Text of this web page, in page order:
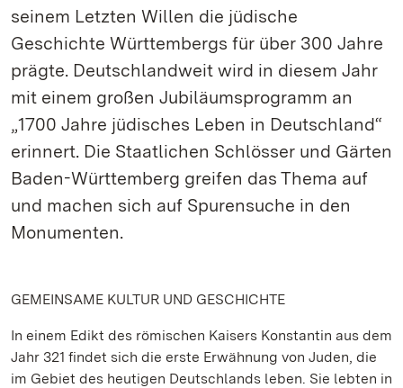
seinem Letzten Willen die jüdische
Geschichte Württembergs für über 300 Jahre
prägte. Deutschlandweit wird in diesem Jahr
mit einem großen Jubiläumsprogramm an
„1700 Jahre jüdisches Leben in Deutschland“
erinnert. Die Staatlichen Schlösser und Gärten
Baden-Württemberg greifen das Thema auf
und machen sich auf Spurensuche in den
Monumenten.
GEMEINSAME KULTUR UND GESCHICHTE
In einem Edikt des römischen Kaisers Konstantin aus dem
Jahr 321 findet sich die erste Erwähnung von Juden, die
im Gebiet des heutigen Deutschlands leben. Sie lebten in